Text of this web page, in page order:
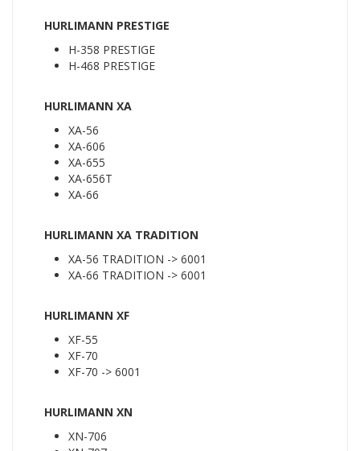
HURLIMANN PRESTIGE
H-358 PRESTIGE
H-468 PRESTIGE
HURLIMANN XA
XA-56
XA-606
XA-655
XA-656T
XA-66
HURLIMANN XA TRADITION
XA-56 TRADITION -> 6001
XA-66 TRADITION -> 6001
HURLIMANN XF
XF-55
XF-70
XF-70 -> 6001
HURLIMANN XN
XN-706